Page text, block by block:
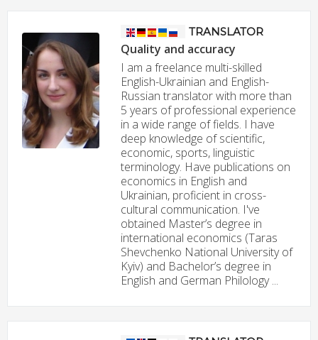
TRANSLATOR
Quality and accuracy
I am a freelance multi-skilled
English-Ukrainian and English-
Russian translator with more than
5 years of professional experience
in a wide range of fields. I have
deep knowledge of scientific,
economic, sports, linguistic
terminology. Have publications on
economics in English and
Ukrainian, proficient in cross-
cultural communication. I've
obtained Master’s degree in
international economics (Taras
Shevchenko National University of
Kyiv) and Bachelor’s degree in
English and German Philology ...